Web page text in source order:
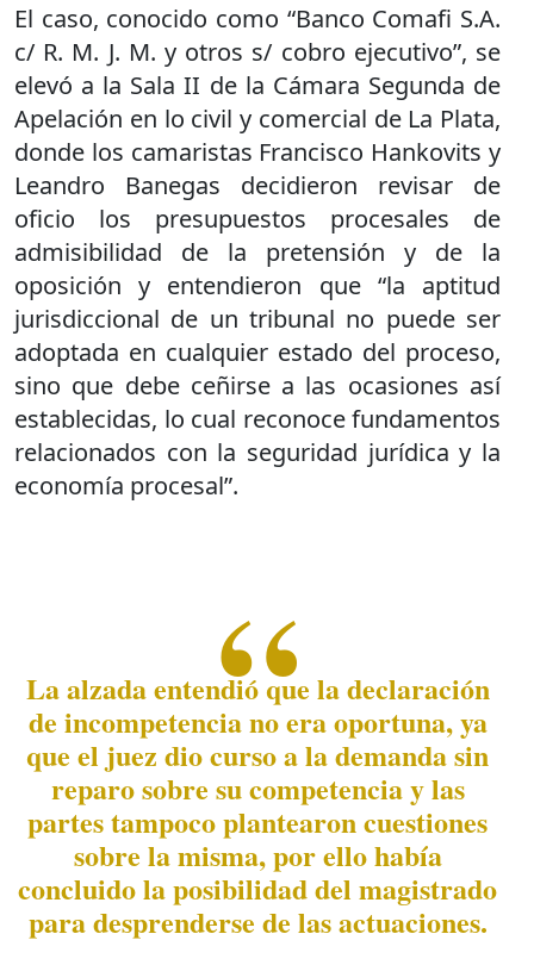
El caso, conocido como “Banco Comafi S.A.
c/ R. M. J. M. y otros s/ cobro ejecutivo”, se
elevó a la Sala II de la Cámara Segunda de
Apelación en lo civil y comercial de La Plata,
donde los camaristas Francisco Hankovits y
Leandro Banegas decidieron revisar de
oficio los presupuestos procesales de
admisibilidad de la pretensión y de la
oposición y entendieron que “la aptitud
jurisdiccional de un tribunal no puede ser
adoptada en cualquier estado del proceso,
sino que debe ceñirse a las ocasiones así
establecidas, lo cual reconoce fundamentos
relacionados con la seguridad jurídica y la
economía procesal”.
La alzada entendió que la declaración
de incompetencia no era oportuna, ya
que el juez dio curso a la demanda sin
reparo sobre su competencia y las
partes tampoco plantearon cuestiones
sobre la misma, por ello había
concluido la posibilidad del magistrado
para desprenderse de las actuaciones.